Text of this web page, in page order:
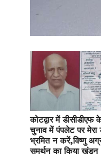
कोटद्वार में डीसीडीएफ
चुनाव में पंपलेट पर मेरा
भ्रमित न करें,विष्णु
समर्थन का किया खंडन